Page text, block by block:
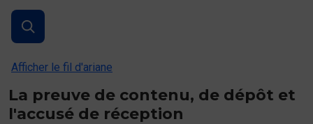
Afficher le fil d'ariane
La preuve de contenu, de dépôt et
l'accusé de réception